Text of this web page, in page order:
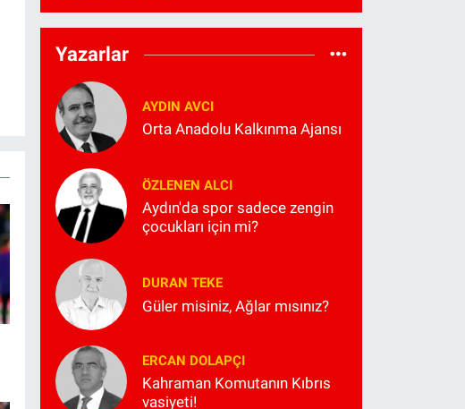
Yazarlar
AYDIN AVCI
Orta Anadolu Kalkınma Ajansı
ÖZLENEN ALCI
Aydın'da spor sadece zengin
çocukları için mi?
DURAN TEKE
Güler misiniz, Ağlar mısınız?
ERCAN DOLAPÇI
Kahraman Komutanın Kıbrıs
vasiyeti!